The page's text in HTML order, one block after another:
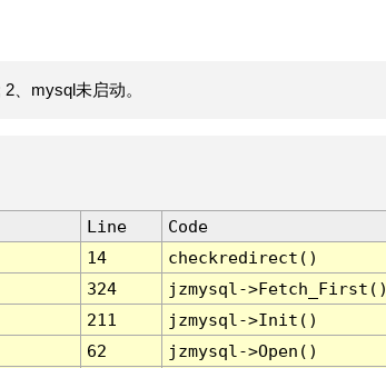
、mysql未启动。
Line
Code
14
checkredirect()
324
jzmysql-
211
jzmysql->Init()
62
jzmysql->Open()